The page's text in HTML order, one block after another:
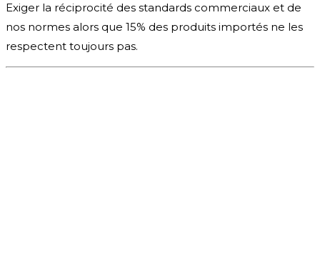
Exiger la réciprocité des standards commerciaux et de
nos normes alors que 15% des produits importés ne les
respectent toujours pas.